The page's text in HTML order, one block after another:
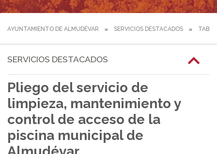
AYUNTAMIENTO DE ALMUDÉVAR SERVICIOS DESTACADOS
SERVICIOS DESTACADOS
Pliego del servicio de
limpieza, mantenimiento y
control de acceso de la
piscina municipal de